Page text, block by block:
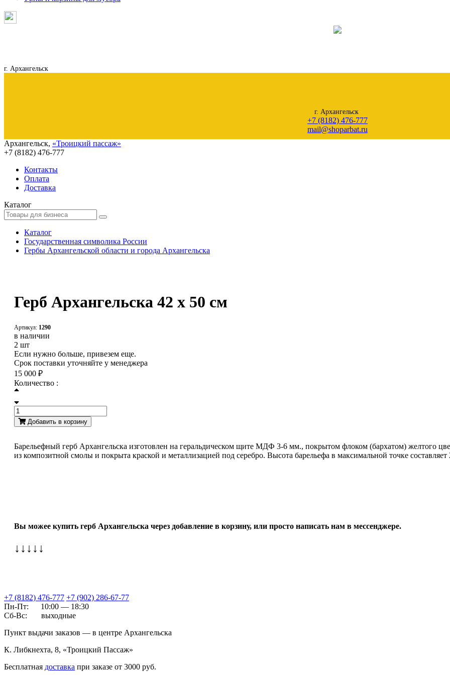
г. Архангельск
г. Архангельск
+7 (8182) 476-777
mail@shoparbat.ru
Архангельск, «Троицкий пассаж»
+7 (8182) 476-777
Контакты
Оплата
Доставка
Каталог
Каталог
Государственная символика России
Гербы Архангельской области и города Архангельска
Герб Архангельска 42 x 50 см
Артикул: 1290
в наличии
2 шт
Если нужно больше, привезем еще.
Срок поставки уточняйте у менеджера
15 000 ₽
Количество :
Добавить в корзину
Барельефный герб Архангельска изготовлен на геральдическом щите МДФ 3-6 мм., покрытом флоком (бархатом) желтого
из композитной смолы и покрыта краской и металлизацией под серебро. Высота барельефа в максимальной точке составляет
Вы можее купить герб Архангельска через добавление в корзину, или просто написать нам в мессенджере.
↓↓↓↓↓
+7 (8182) 476-777 +7 (902) 286-67-77
Пн-Пт:
10:00 — 18:30
Сб-Вс:
выходные
Пункт выдачи заказов — в центре Архангельска
К. Либкнехта, 8, «Троицкий Пассаж»
Бесплатная доставка при заказе от 3000 руб.